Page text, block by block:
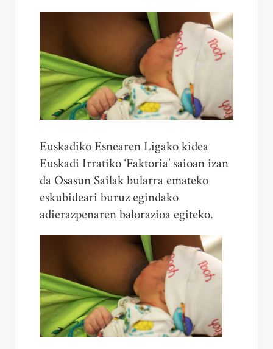
Euskadiko Esnearen Ligako kidea
Euskadi Irratiko ‘Faktoria’ saioan izan
da Osasun Sailak bularra emateko
eskubideari buruz egindako
adierazpenaren balorazioa egiteko.